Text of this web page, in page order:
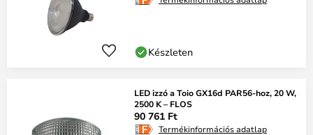
Készleten
LED izzó a Toio GX16d PAR56-hoz, 20 W,
2500 K – FLOS
90 761 Ft
Termékinformációs adatlap